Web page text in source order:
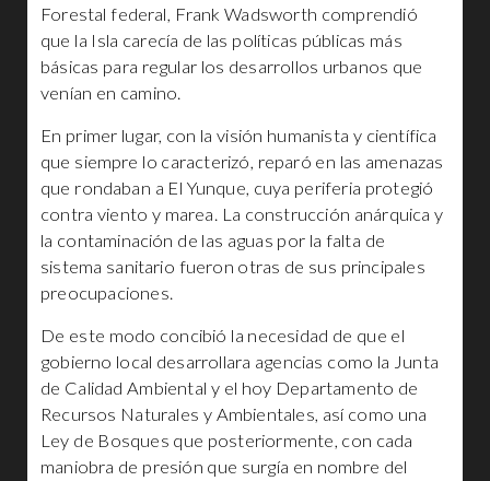
Forestal federal, Frank Wadsworth comprendió
que la Isla carecía de las políticas públicas más
básicas para regular los desarrollos urbanos que
venían en camino.
En primer lugar, con la visión humanista y científica
que siempre lo caracterizó, reparó en las amenazas
que rondaban a El Yunque, cuya periferia protegió
contra viento y marea. La construcción anárquica y
la contaminación de las aguas por la falta de
sistema sanitario fueron otras de sus principales
preocupaciones.
De este modo concibió la necesidad de que el
gobierno local desarrollara agencias como la Junta
de Calidad Ambiental y el hoy Departamento de
Recursos Naturales y Ambientales, así como una
Ley de Bosques que posteriormente, con cada
maniobra de presión que surgía en nombre del